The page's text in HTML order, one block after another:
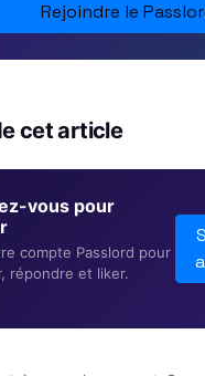
Rejoindre le
cet article
vous pour
compte Passlord pour
répondre et liker.